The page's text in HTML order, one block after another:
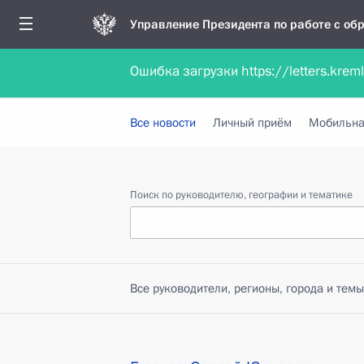
Управление Президента по работе с
Обратиться в форме электронного
Все новости Личный приём
Поиск по руководителю, географии и тематике
Все руководители, регионы, города и темы
Ошибка загрузки https://